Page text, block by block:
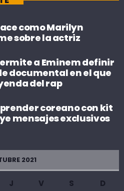
como Marilyn
sobre la actriz
a Eminem definir
documental en el que
del rap
coreano con kit
mensajes exclusivos
2021
J V S
D